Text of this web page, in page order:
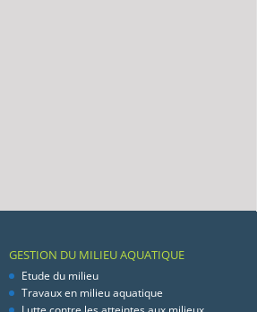
GESTION DU MILIEU AQUATIQUE
Etude du milieu
Travaux en milieu aquatique